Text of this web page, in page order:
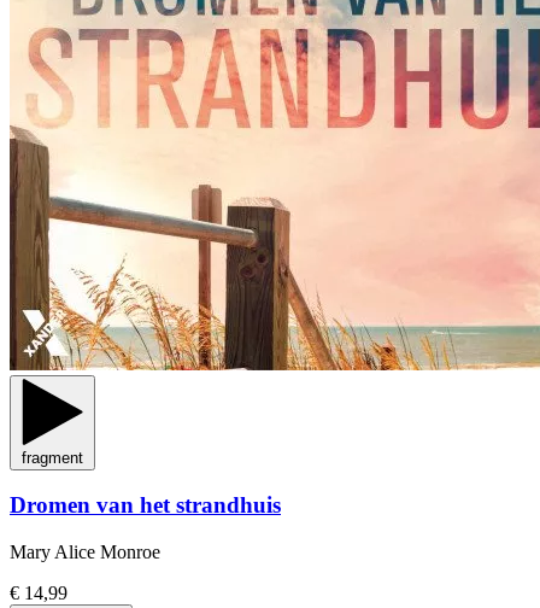
fragment
Dromen van het strandhuis
Mary Alice Monroe
€ 14,99